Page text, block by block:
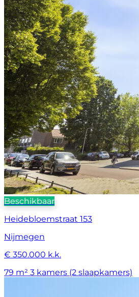
Beschikbaar
Heidebloemstraat 153
Nijmegen
€ 350.000 k.k.
79 m² 3 kamers (2 slaapkamers)